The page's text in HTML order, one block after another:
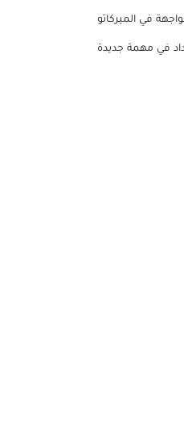
في الميركاتو
في مهمة جديدة